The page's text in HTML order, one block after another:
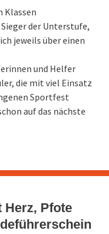
Klassen
der Unterstufe,
jeweils über einen
und Helfer
die mit viel Einsatz
Sportfest
auf das nächste
Pfote